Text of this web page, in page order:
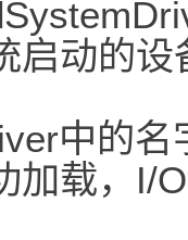
启动的
中的
加载，I/